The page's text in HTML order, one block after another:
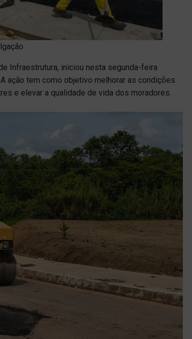
Infraestrutura, iniciou nesta segunda-feira
ação tem como objetivo melhorar as condições
e elevar a qualidade de vida dos moradores.